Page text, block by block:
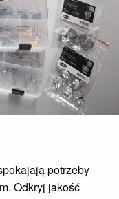
potrzeby
Odkryj jakość